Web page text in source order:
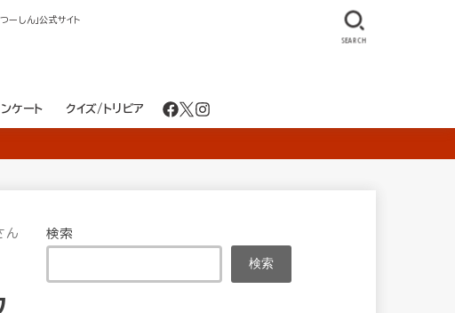
ーしん」公式サイト
ケート クイズ/トリビア
SEARCH
ん 検索
検索